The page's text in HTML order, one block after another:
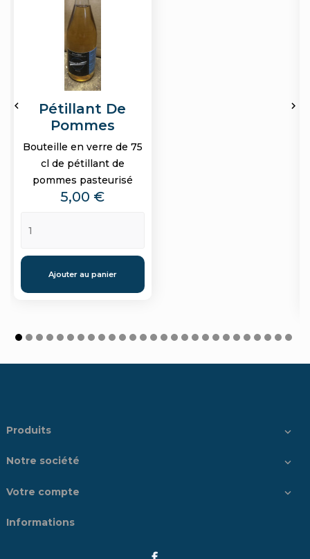
Pétillant De
Pommes
Bouteille en verre de 75
cl de pétillant de
pommes pasteurisé
Prix
5,00 €
Ajouter au panier
 
Produits 
Notre société 
Votre compte 
Informations